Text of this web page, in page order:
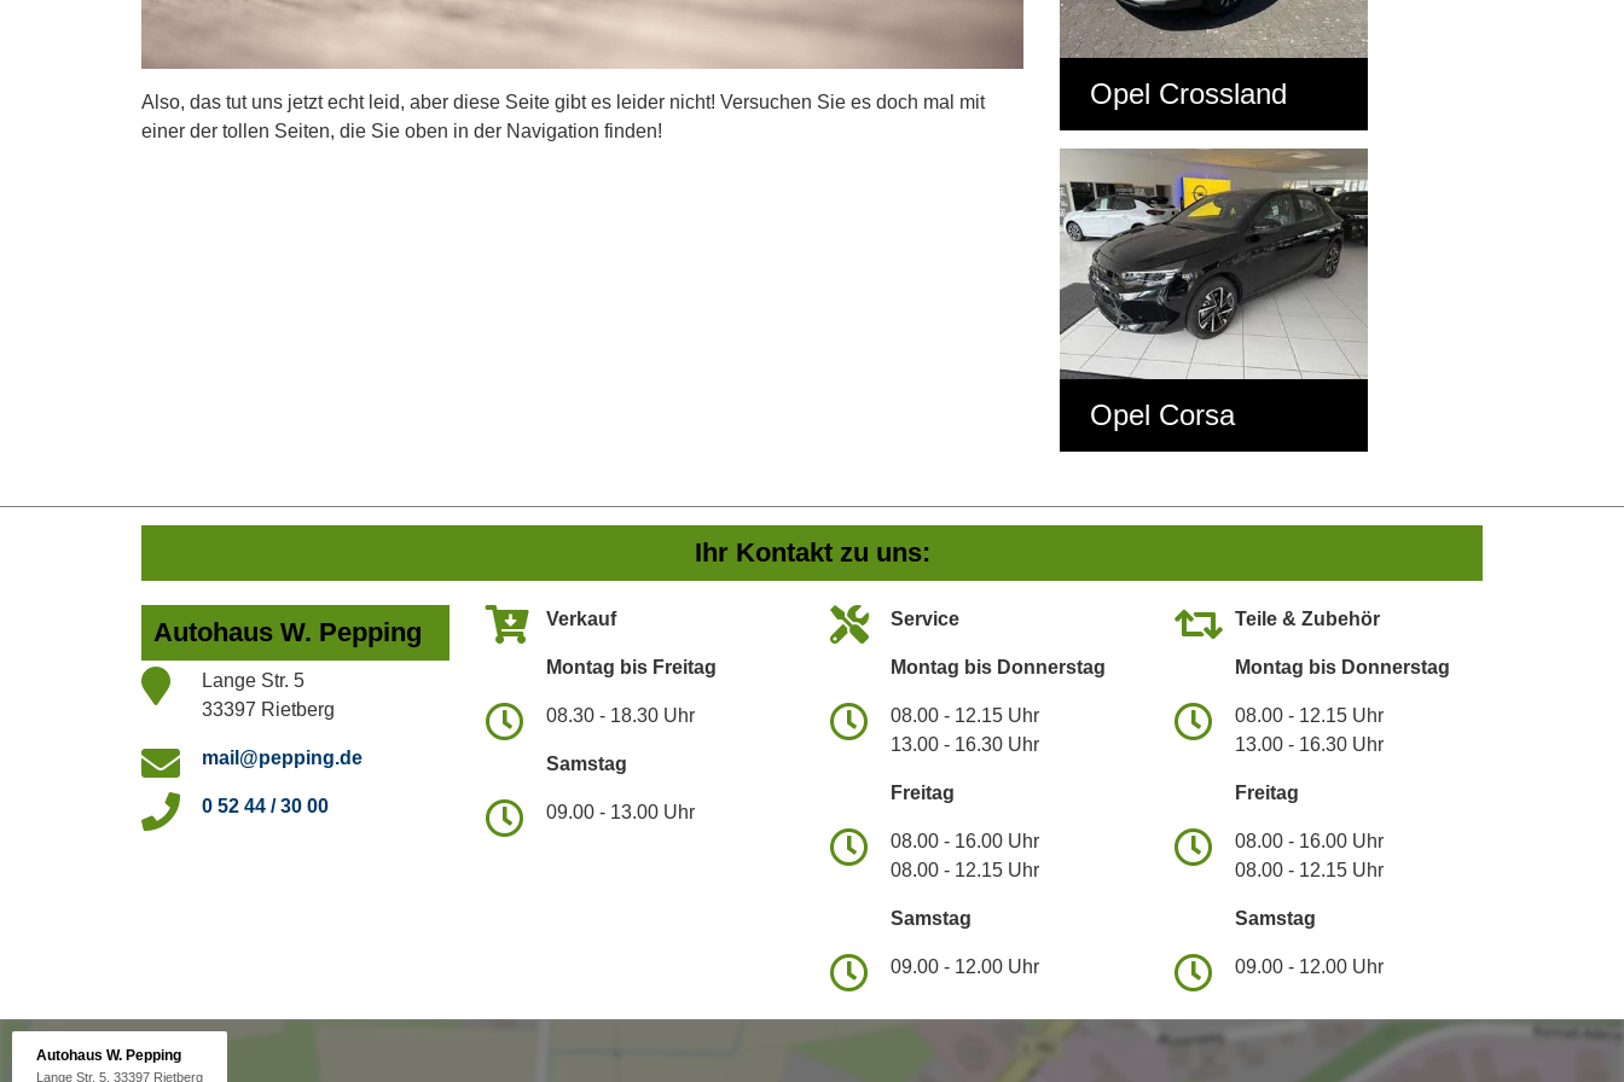
Also, das tut uns jetzt echt leid, aber diese Seite gibt es leider nicht! Versuchen Sie es doch mal mit
einer der tollen Seiten, die Sie oben in der Navigation finden!
Opel Crossland
Opel Corsa
Ihr Kontakt zu uns:
Autohaus W. Pepping
Lange Str. 5
33397 Rietberg
mail@pepping.de
0 52 44 / 30 00
Verkauf
Montag bis Freitag
08.30 - 18.30 Uhr
Samstag
09.00 - 13.00 Uhr
Service
Montag bis Donnerstag
08.00 - 12.15 Uhr
13.00 - 16.30 Uhr
Freitag
08.00 - 16.00 Uhr
08.00 - 12.15 Uhr
Samstag
09.00 - 12.00 Uhr
Teile & Zubehör
Montag bis Donnerstag
08.00 - 12.15 Uhr
13.00 - 16.30 Uhr
Freitag
08.00 - 16.00 Uhr
08.00 - 12.15 Uhr
Samstag
09.00 - 12.00 Uhr
Autohaus W. Pepping
Lange Str. 5, 33397 Rietberg